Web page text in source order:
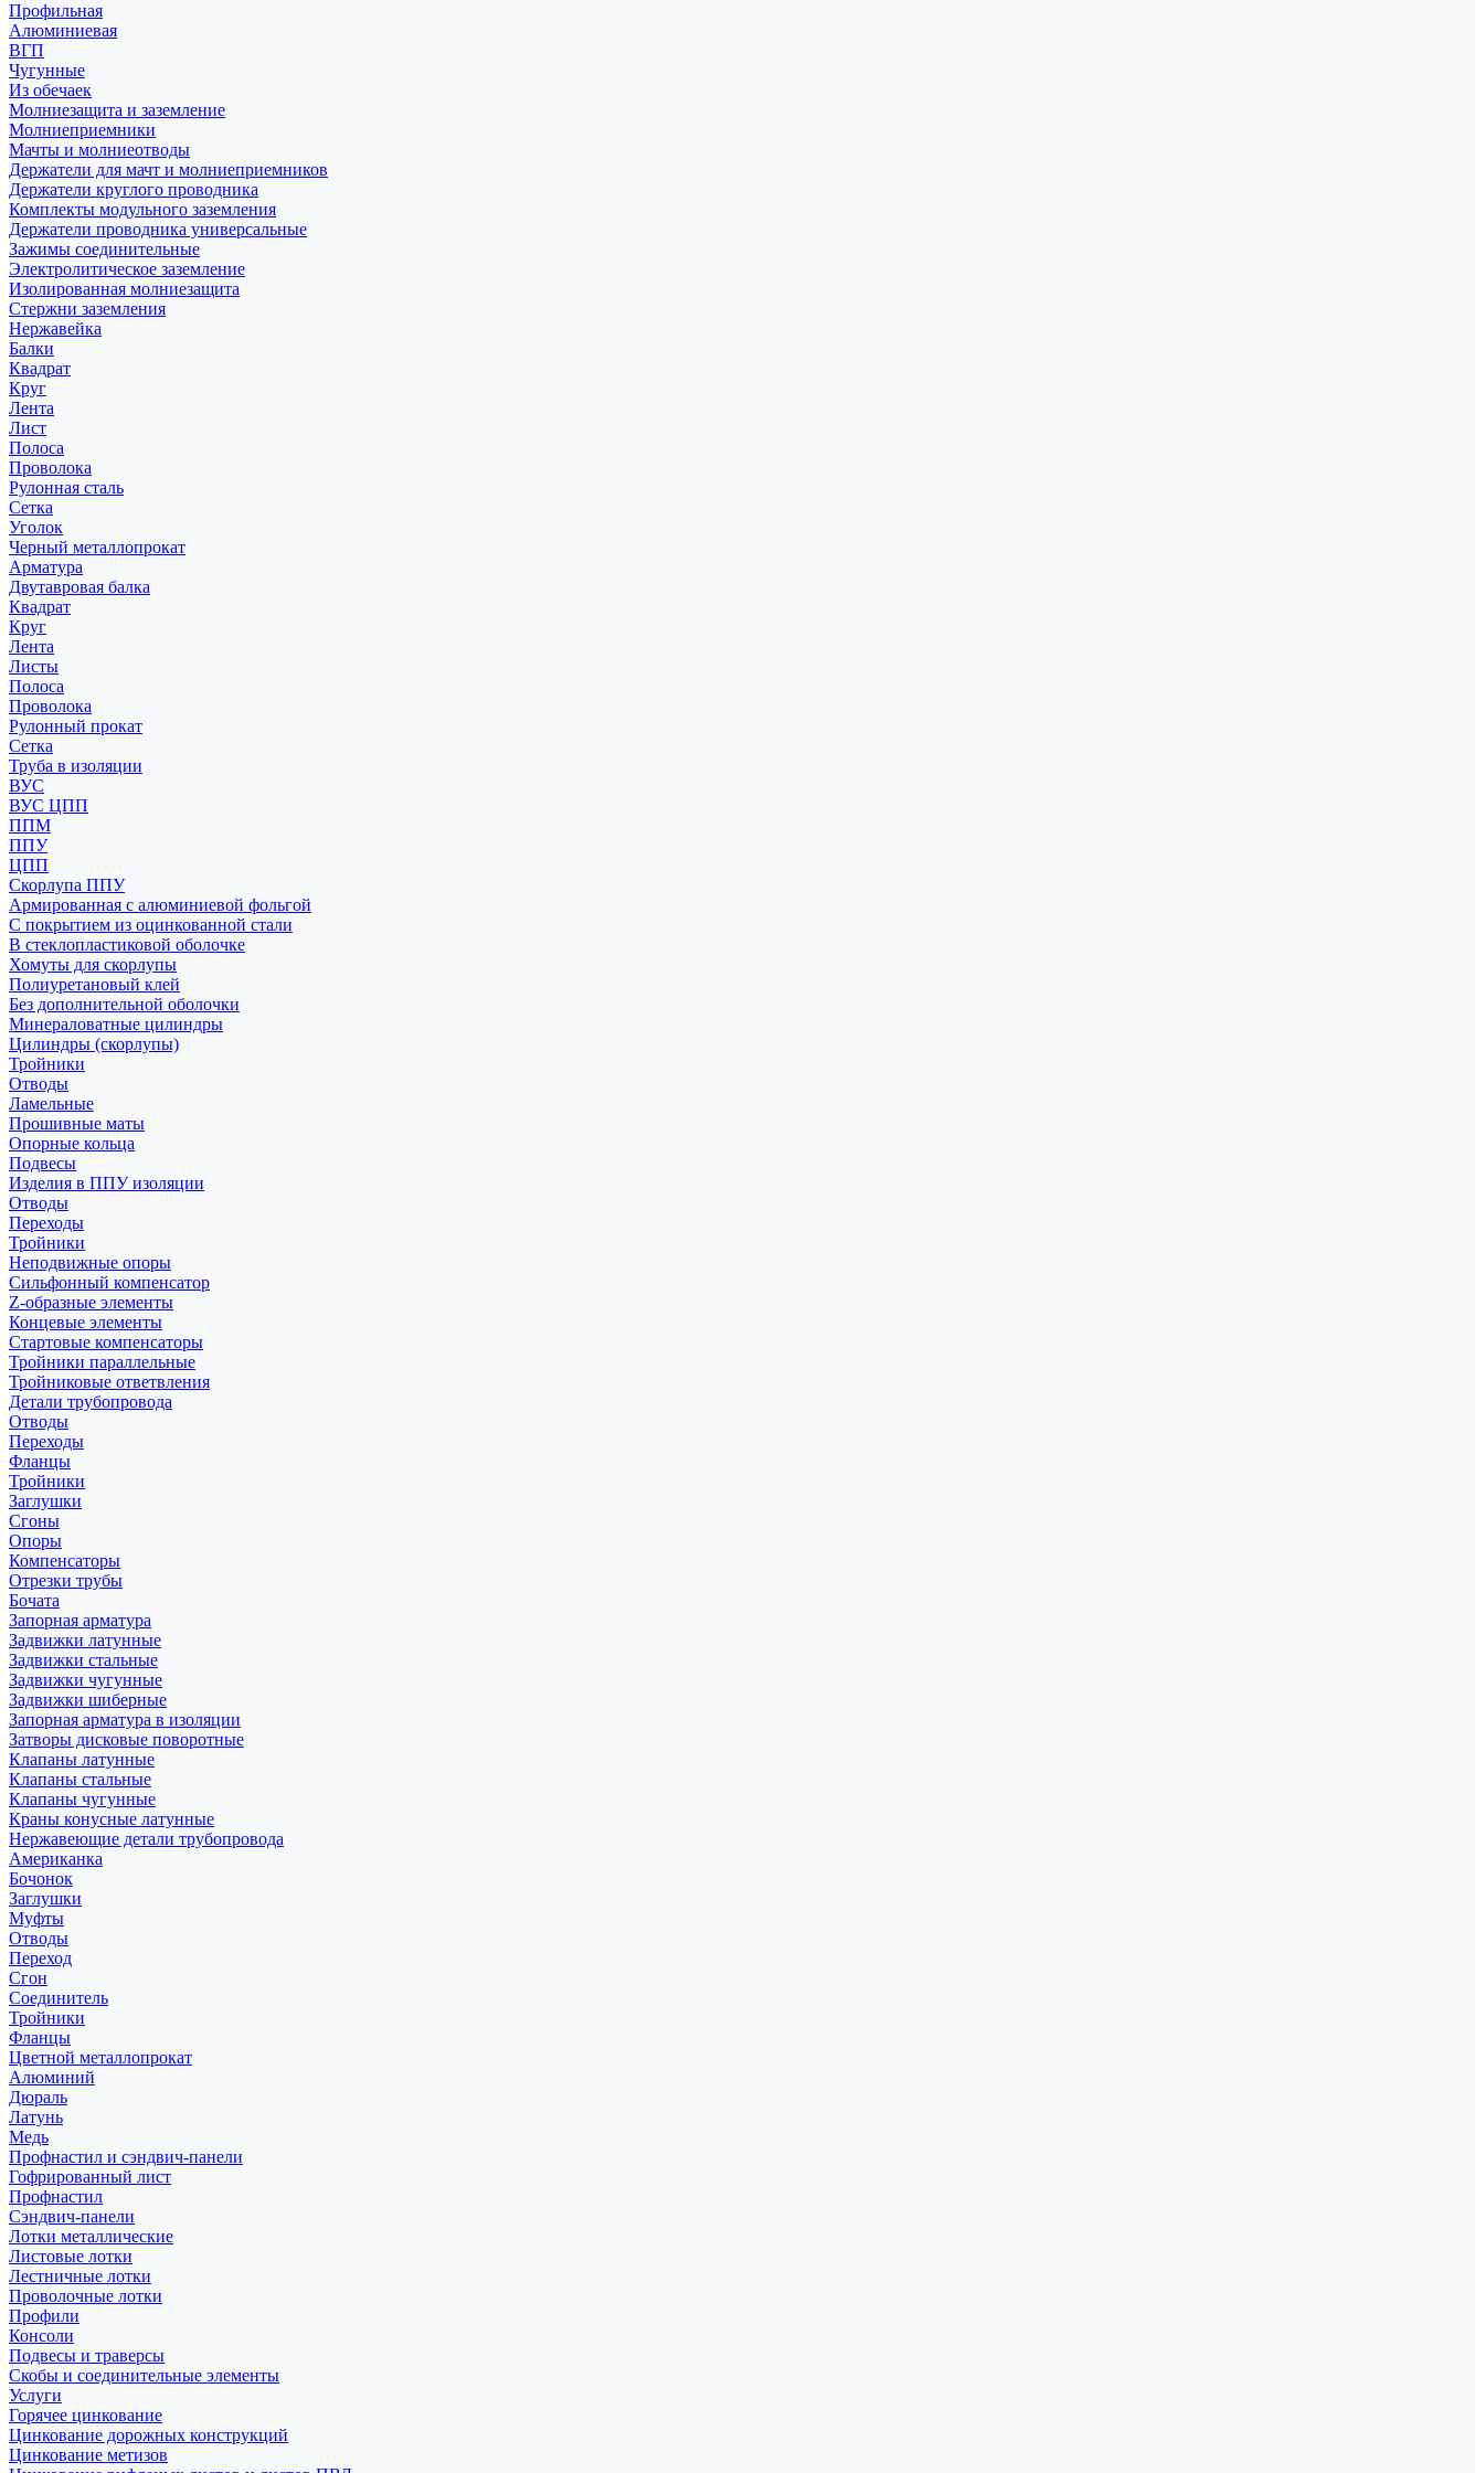
Профильная
Алюминиевая
ВГП
Чугунные
Из обечаек
Молниезащита и заземление
Молниеприемники
Мачты и молниеотводы
Держатели для мачт и молниеприемников
Держатели круглого проводника
Комплекты модульного заземления
Держатели проводника универсальные
Зажимы соединительные
Электролитическое заземление
Изолированная молниезащита
Стержни заземления
Нержавейка
Балки
Квадрат
Круг
Лента
Лист
Полоса
Проволока
Рулонная сталь
Сетка
Уголок
Черный металлопрокат
Арматура
Двутавровая балка
Квадрат
Круг
Лента
Листы
Полоса
Проволока
Рулонный прокат
Сетка
Труба в изоляции
ВУС
ВУС ЦПП
ППМ
ППУ
ЦПП
Скорлупа ППУ
Армированная с алюминиевой фольгой
С покрытием из оцинкованной стали
В стеклопластиковой оболочке
Хомуты для скорлупы
Полиуретановый клей
Без дополнительной оболочки
Минераловатные цилиндры
Цилиндры (скорлупы)
Тройники
Отводы
Ламельные
Прошивные маты
Опорные кольца
Подвесы
Изделия в ППУ изоляции
Отводы
Переходы
Тройники
Неподвижные опоры
Cильфонный компенсатор
Z-образные элементы
Концевые элементы
Стартовые компенсаторы
Тройники параллельные
Тройниковые ответвления
Детали трубопровода
Отводы
Переходы
Фланцы
Тройники
Заглушки
Сгоны
Опоры
Компенсаторы
Отрезки трубы
Бочата
Запорная арматура
Задвижки латунные
Задвижки стальные
Задвижки чугунные
Задвижки шиберные
Запорная арматура в изоляции
Затворы дисковые поворотные
Клапаны латунные
Клапаны стальные
Клапаны чугунные
Краны конусные латунные
Нержавеющие детали трубопровода
Американка
Бочонок
Заглушки
Муфты
Отводы
Переход
Сгон
Соединитель
Тройники
Фланцы
Цветной металлопрокат
Алюминий
Дюраль
Латунь
Медь
Профнастил и сэндвич-панели
Гофрированный лист
Профнастил
Сэндвич-панели
Лотки металлические
Листовые лотки
Лестничные лотки
Проволочные лотки
Профили
Консоли
Подвесы и траверсы
Скобы и соединительные элементы
Услуги
Горячее цинкование
Цинкование дорожных конструкций
Цинкование метизов